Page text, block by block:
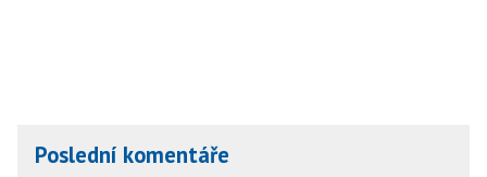
Poslední komentáře